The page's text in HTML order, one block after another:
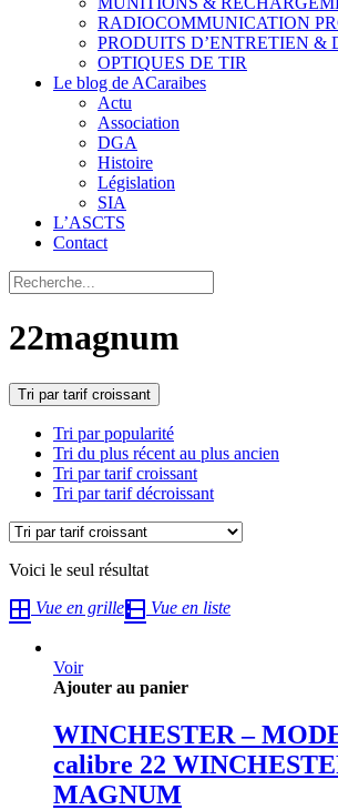
RADIOCOMMUNICATION
PRODUITS D’ENTRETIEN &
OPTIQUES DE TIR
Le blog de ACaraibes
Actu
Association
DGA
Histoire
Législation
SIA
L’ASCTS
Contact
22magnum
Tri par tarif croissant
Tri par popularité
Tri du plus récent au plus ancien
Tri par tarif croissant
Tri par tarif décroissant
Voici le seul résultat
Vue en grille
Vue en liste
Voir
Ajouter au panier
WINCHESTER –
calibre 22
MAGNUM